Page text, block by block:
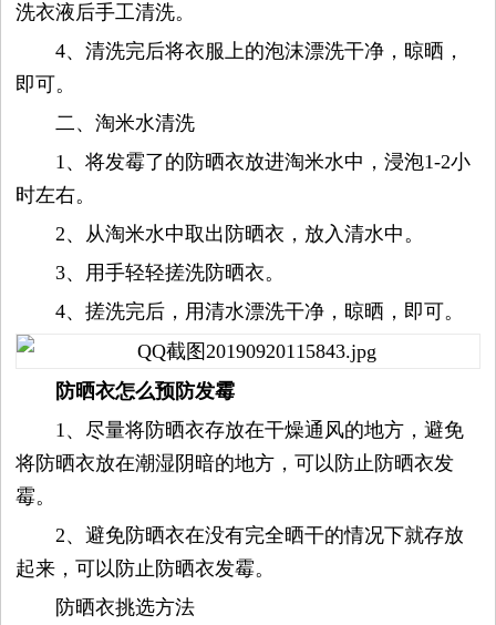
生
娱
乐
视
洗衣液后手工清洗。
4、清洗完后将衣服上的泡沫漂洗干净，晾晒，
即可。
二、淘米水清洗
1、将发霉了的防晒衣放进淘米水中，浸泡1-2小
时左右。
2、从淘米水中取出防晒衣，放入清水中。
3、用手轻轻搓洗防晒衣。
4、搓洗完后，用清水漂洗干净，晾晒，即可。
防晒衣怎么预防发霉
1、尽量将防晒衣存放在干燥通风的地方，避免
将防晒衣放在潮湿阴暗的地方，可以防止防晒衣发
霉。
2、避免防晒衣在没有完全晒干的情况下就存放
起来，可以防止防晒衣发霉。
防晒衣挑选方法